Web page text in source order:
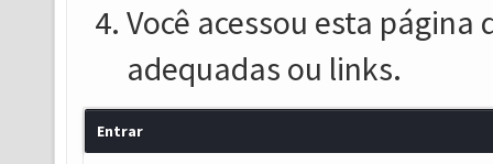
Você acessou esta
adequadas ou links.
Entrar